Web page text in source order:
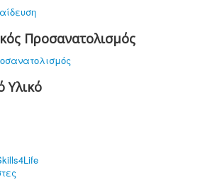
Προσανατολισμός
Υλικό